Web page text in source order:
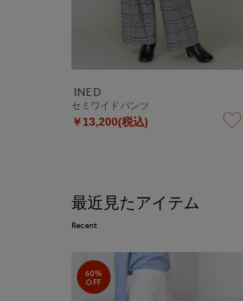
INED
セミワイドパンツ
￥13,200(税込)
最近見たアイテム
Recent
60%
OFF